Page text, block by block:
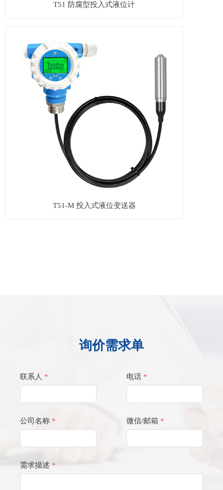
T51 防腐型投入式液位计
T51-M 投入式液位变送器
联系人 *
公司名称 *
电话 *
微信/邮箱 *
需求描述 *
询价需求单